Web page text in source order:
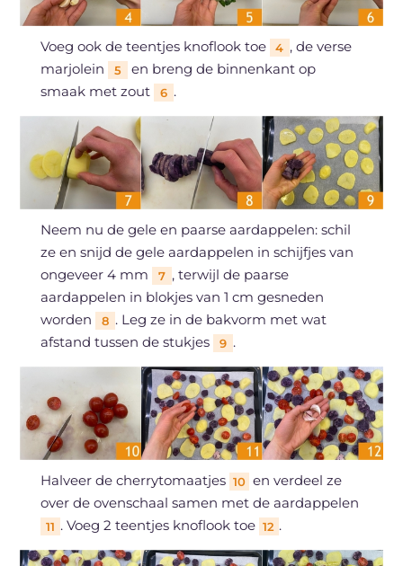
Voeg ook de teentjes knoflook toe 4 , de verse
marjolein
5
en breng de binnenkant op
smaak met zout
6 .
Neem nu de gele en paarse aardappelen: schil
ze en snijd de gele aardappelen in schijfjes van
ongeveer 4 mm
7 , terwijl de paarse
aardappelen in blokjes van 1 cm gesneden
worden
8 . Leg ze in de bakvorm met wat
afstand tussen de stukjes
9 .
Halveer de cherrytomaatjes 10 en verdeel ze
over de ovenschaal samen met de aardappelen
11 . Voeg 2 teentjes knoflook toe 12 .